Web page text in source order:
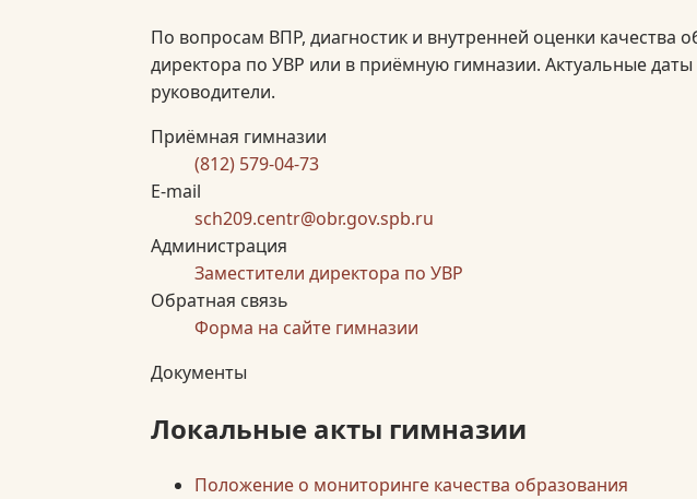
По вопросам ВПР, диагностик и внутренней оценки качества
директора по УВР или в приёмную гимназии. Актуальные
руководители.
Приёмная гимназии
(812) 579-04-73
E-mail
sch209.centr@obr.gov.spb.ru
Администрация
Заместители директора по УВР
Обратная связь
Форма на сайте гимназии
Документы
Локальные акты гимназии
Положение о мониторинге качества образования